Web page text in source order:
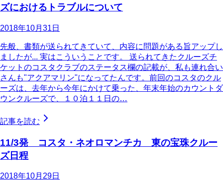
ズにおけるトラブルについて
2018年10月31日
先般、書類が送られてきていて、内容に問題がある旨アップし
ましたが... 実はこういうことです。 送られてきたクルーズチ
ケットのコスタクラブのステータス欄の記載が、私も連れ合い
さんも"アクアマリン"になってたんです。前回のコスタのクル
ーズは、去年から今年にかけて乗った、年末年始のカウントダ
ウンクルーズで、１０泊１１日の…
記事を読む
11/3発 コスタ・ネオロマンチカ 東の宝珠クルー
ズ日程
2018年10月29日